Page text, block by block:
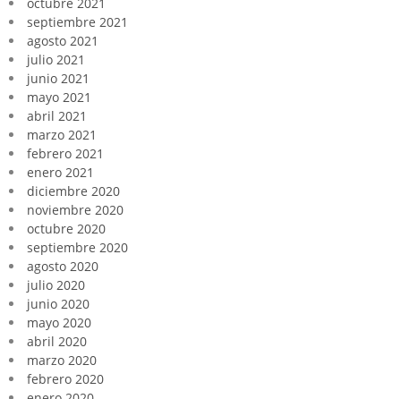
septiembre 2021
agosto 2021
julio 2021
junio 2021
mayo 2021
abril 2021
marzo 2021
febrero 2021
enero 2021
diciembre 2020
noviembre 2020
octubre 2020
septiembre 2020
agosto 2020
julio 2020
junio 2020
mayo 2020
abril 2020
marzo 2020
febrero 2020